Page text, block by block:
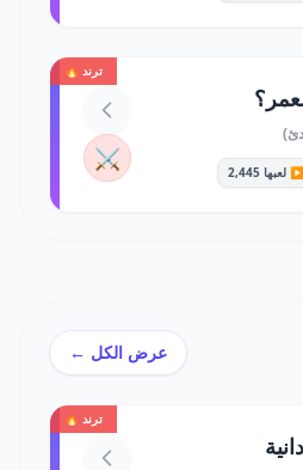
ترند 🔥
▶️ لعبها 2,445 ⚔️
عرض الكل ←
ترند 🔥